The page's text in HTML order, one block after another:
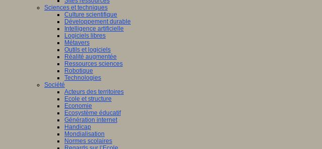
Sciences et techniques
Culture scientifique
Développement durable
Intelligence artificielle
Logiciels libres
Métavers
Outils et logiciels
Réalité augmentée
Ressources sciences
Robotique
Technologies
Société
Acteurs des territoires
Ecole et structure
Economie
Ecosystème éducatif
Génération internet
Handicap
Mondialisation
Normes scolaires